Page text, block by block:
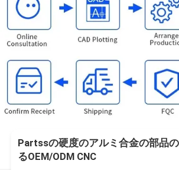
Partssの硬度のアルミ合金の部品
るOEM/ODM CNC